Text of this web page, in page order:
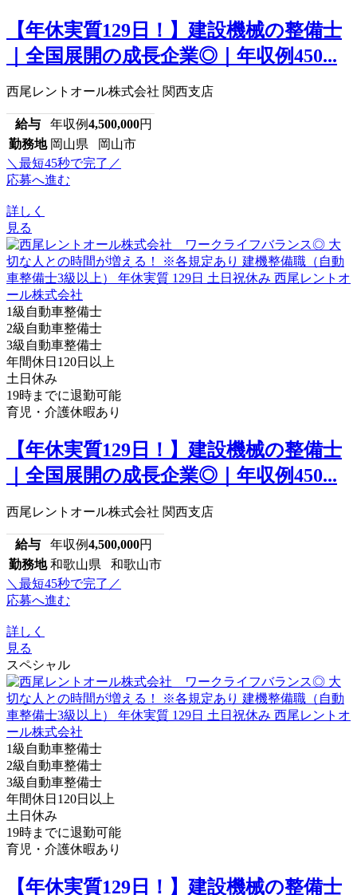
【年休実質129日！】建設機械の整備士
｜全国展開の成長企業◎｜年収例450...
西尾レントオール株式会社 関西支店
給与 年収例4,500,000円
勤務地 岡山県 岡山市
＼最短45秒で完了／
応募へ進む
詳しく
見る
1級自動車整備士
2級自動車整備士
3級自動車整備士
年間休日120日以上
土日休み
19時までに退勤可能
育児・介護休暇あり
【年休実質129日！】建設機械の整備士
｜全国展開の成長企業◎｜年収例450...
西尾レントオール株式会社 関西支店
給与 年収例4,500,000円
勤務地 和歌山県 和歌山市
＼最短45秒で完了／
応募へ進む
詳しく
見る
スペシャル
1級自動車整備士
2級自動車整備士
3級自動車整備士
年間休日120日以上
土日休み
19時までに退勤可能
育児・介護休暇あり
【年休実質129日！】建設機械の整備士